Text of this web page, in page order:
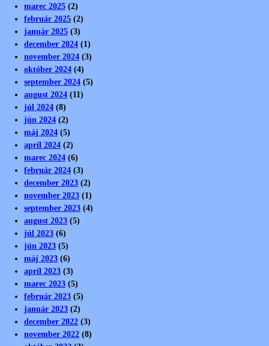
marec 2025 (2)
február 2025 (2)
január 2025 (3)
december 2024 (1)
november 2024 (3)
október 2024 (4)
september 2024 (5)
august 2024 (11)
júl 2024 (8)
jún 2024 (2)
máj 2024 (5)
apríl 2024 (2)
marec 2024 (6)
február 2024 (3)
december 2023 (2)
november 2023 (1)
september 2023 (4)
august 2023 (5)
júl 2023 (6)
jún 2023 (5)
máj 2023 (6)
apríl 2023 (3)
marec 2023 (5)
február 2023 (5)
január 2023 (2)
december 2022 (3)
november 2022 (8)